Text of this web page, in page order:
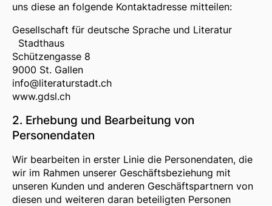
uns diese an folgende Kontaktadresse mitteilen:
Gesellschaft für deutsche Sprache und Literatur
Stadthaus
Schützengasse 8
9000 St. Gallen
info@literaturstadt.ch
www.gdsl.ch
2. Erhebung und Bearbeitung von
Personendaten
Wir bearbeiten in erster Linie die Personendaten, die
wir im Rahmen unserer Geschäftsbeziehung mit
unseren Kunden und anderen Geschäftspartnern von
diesen und weiteren daran beteiligten Personen